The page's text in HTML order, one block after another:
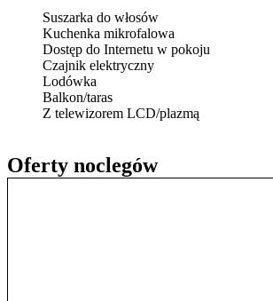
Oferty noclegów
Suszarka do włosów
Kuchenka mikrofalowa
Dostęp do Internetu w pokoju
Czajnik elektryczny
Lodówka
Balkon/taras
Z telewizorem LCD/plazmą